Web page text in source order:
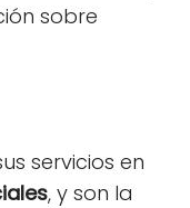
sobre
servicios en
, y son la